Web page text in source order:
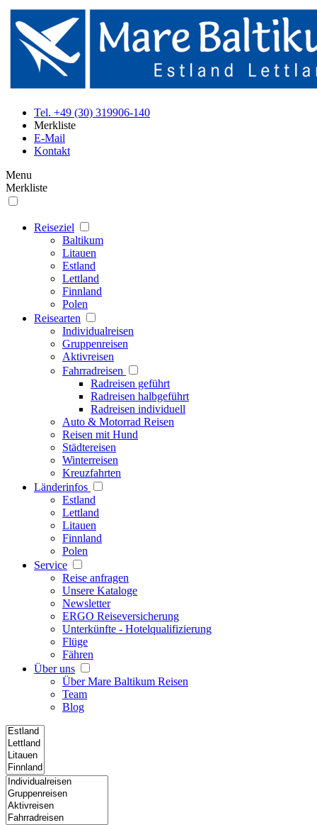
Tel. +49 (30) 319906-140
Merkliste
E-Mail
Kontakt
Menu
Merkliste
Reiseziel
Baltikum
Litauen
Estland
Lettland
Finnland
Polen
Reisearten
Individualreisen
Gruppenreisen
Aktivreisen
Fahrradreisen
Radreisen geführt
Radreisen halbgeführt
Radreisen individuell
Auto & Motorrad Reisen
Reisen mit Hund
Städtereisen
Winterreisen
Kreuzfahrten
Länderinfos
Estland
Lettland
Litauen
Finnland
Polen
Service
Reise anfragen
Unsere Kataloge
Newsletter
ERGO Reiseversicherung
Unterkünfte - Hotelqualifizierung
Flüge
Fähren
Über uns
Über Mare Baltikum Reisen
Team
Blog